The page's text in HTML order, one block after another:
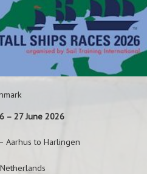
– 27 June 2026
Aarhus to Harlingen